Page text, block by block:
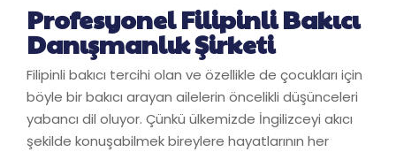
Profesyonel Filipinli Bakıcı
Danışmanlık Şirketi
Filipinli bakıcı tercihi olan ve özellikle de çocukları için
böyle bir bakıcı arayan ailelerin öncelikli düşünceleri
yabancı dil oluyor. Çünkü ülkemizde İngilizceyi akıcı
şekilde konuşabilmek bireylere hayatlarının her